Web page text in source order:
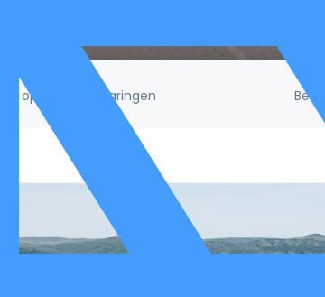
op 132.395 ervaringen